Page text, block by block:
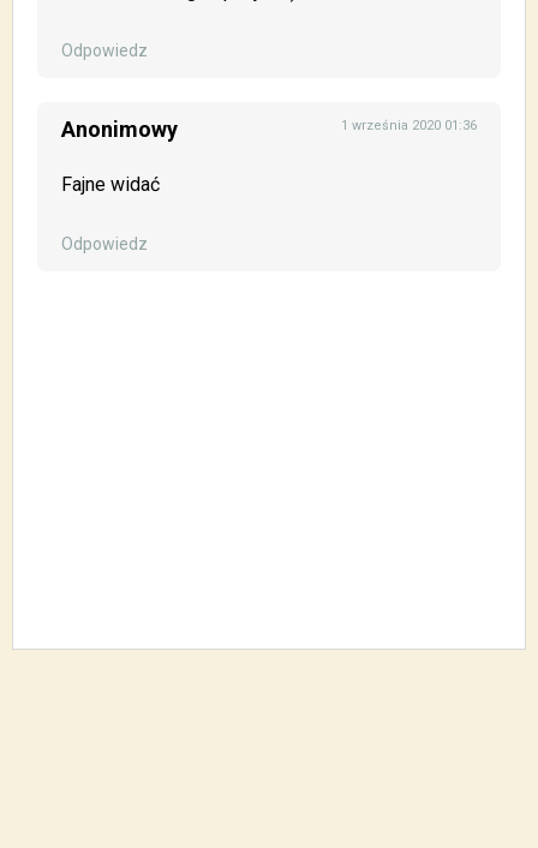
Odpowiedz
Anonimowy 1 września 2020 01:36
Fajne widać
Odpowiedz